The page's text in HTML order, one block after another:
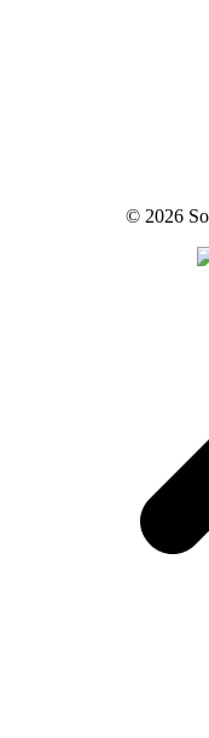
© 2026